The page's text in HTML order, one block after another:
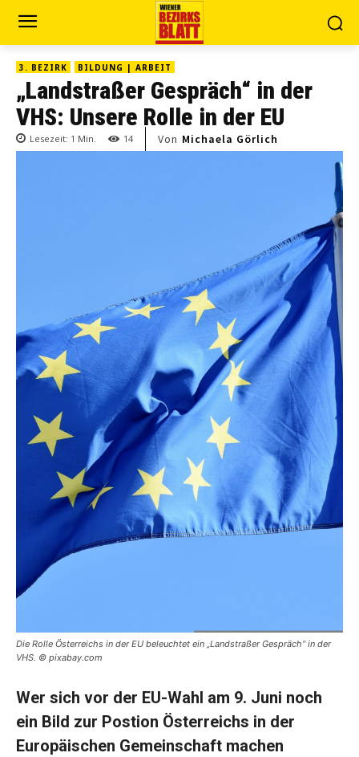
3. BEZIRK BILDUNG | ARBEIT
„Landstraßer Gespräch“ in der
VHS: Unsere Rolle in der EU
Lesezeit: 1 Min. 14 Von Michaela Görlich
Die Rolle Österreichs in der EU beleuchtet ein „Landstraßer Gespräch“ in der
VHS. © pixabay.com
Wer sich vor der EU-Wahl am 9. Juni noch
ein Bild zur Postion Österreichs in der
Europäischen Gemeinschaft machen